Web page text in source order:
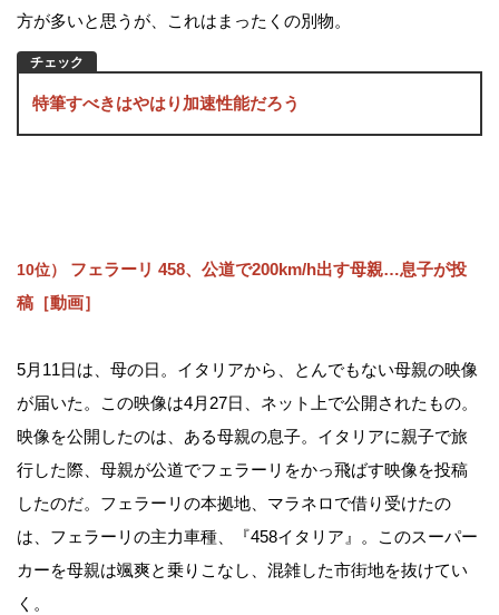
方が多いと思うが、これはまったくの別物。
特筆すべきはやはり加速性能だろう
10位）
フェラーリ 458、公道で200km/h出す母親…息子が投
稿［動画］
5月11日は、母の日。イタリアから、とんでもない母親の映像
が届いた。この映像は4月27日、ネット上で公開されたもの。
映像を公開したのは、ある母親の息子。イタリアに親子で旅
行した際、母親が公道でフェラーリをかっ飛ばす映像を投稿
したのだ。フェラーリの本拠地、マラネロで借り受けたの
は、フェラーリの主力車種、『458イタリア』。このスーパー
カーを母親は颯爽と乗りこなし、混雑した市街地を抜けてい
く。